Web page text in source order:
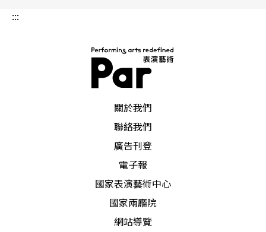
生的鋼琴家，但他與才高八斗的佩托洛夫都有一段
貝爾曼在還不會說話前就開始學琴，並做特殊的手
指伸展運動。七歲時還不太會視譜，卻已累積了不
少舞台經驗，並在全蘇聯天才兒童節中爲自己的作
品演出及錄音。（註三）四〇年代蘇聯報紙曾報
導，年輕氣盛的貝爾曼去聽音樂會常以小霸王的架
勢硬闖，收票員如欲阻攔，他會趾高氣昻地說：
「你不曉得我就是雷亞利克（拉薩的乳名）．貝爾
曼嗎？」而自命不凡的佩托洛夫在中央音樂學校入
:::
關於我們
聯絡我們
廣告刊登
電子報
國家表演藝術中心
國家兩廳院
網站導覽